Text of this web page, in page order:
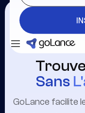
Sans
GoLance facilite